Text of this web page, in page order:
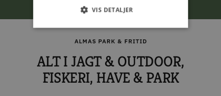
1
2
4
ALMAS PARK & FRITID
ALT I JAGT & OUTDOOR,
FISKERI, HAVE & PARK
VIS DETALJER